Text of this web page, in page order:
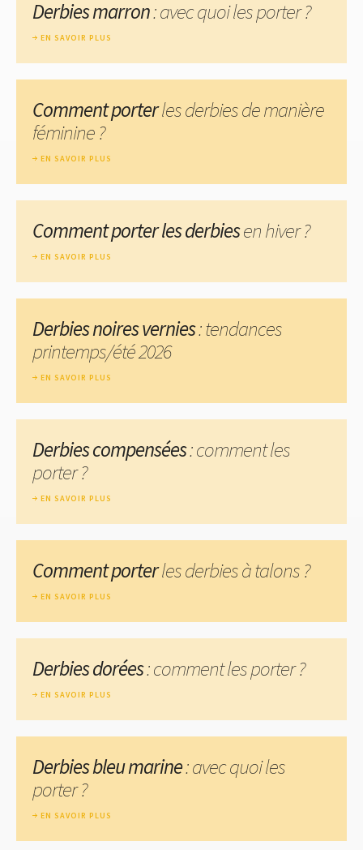
Derbies marron: avec quoi les porter ?
EN SAVOIR PLUS
Comment porterles derbies de manière
féminine ?
EN SAVOIR PLUS
Comment porter les derbiesen hiver ?
EN SAVOIR PLUS
Derbies noires vernies: tendances
printemps/été 2026
EN SAVOIR PLUS
Derbies compensées: comment les
porter ?
EN SAVOIR PLUS
Comment porterles derbies à talons ?
EN SAVOIR PLUS
Derbies dorées: comment les porter ?
EN SAVOIR PLUS
Derbies bleu marine: avec quoi les
porter ?
EN SAVOIR PLUS